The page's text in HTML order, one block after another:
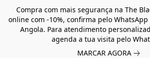
Compra com mais segurança na The
online com -10%, confirma pelo
Angola. Para atendimento
agenda a tua visita pelo
MARCAR AGORA